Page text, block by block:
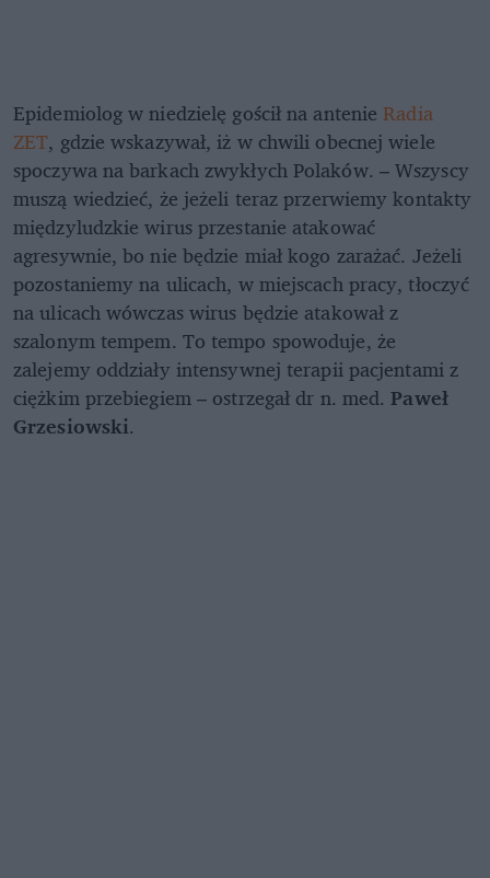
Epidemiolog w niedzielę gościł na antenieRadia
ZET, gdzie wskazywał, iż w chwili obecnej wiele
spoczywa na barkach zwykłych Polaków. – Wszyscy
muszą wiedzieć, że jeżeli teraz przerwiemy kontakty
międzyludzkie wirus przestanie atakować
agresywnie, bo nie będzie miał kogo zarażać. Jeżeli
pozostaniemy na ulicach, w miejscach pracy, tłoczyć
na ulicach wówczas wirus będzie atakował z
szalonym tempem. To tempo spowoduje, że
zalejemy oddziały intensywnej terapii pacjentami z
ciężkim przebiegiem – ostrzegał dr n. med.Paweł
Grzesiowski.